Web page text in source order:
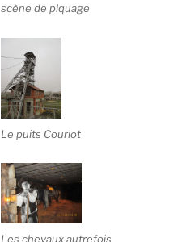
scène de piquage
Le puits Couriot
Les chevaux autrefois